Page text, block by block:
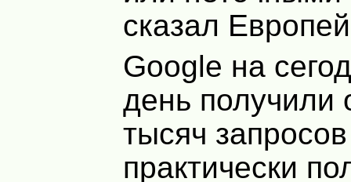
сказал
Google на
день получили
тысяч
практически